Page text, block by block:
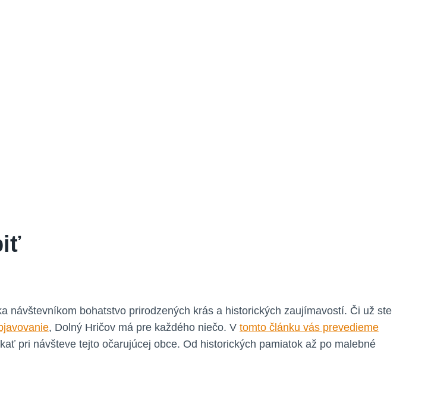
návštevníkom bohatstvo prirodzených krás a historických zaujímavostí. Či už ste
, Dolný Hričov má pre každého niečo. V tomto článku vás prevedieme
pri návšteve tejto očarujúcej obce. Od historických pamiatok až po malebné